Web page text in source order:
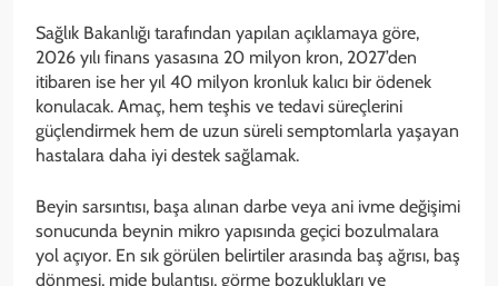
Sağlık Bakanlığı tarafından yapılan açıklamaya göre,
2026 yılı finans yasasına 20 milyon kron, 2027’den
itibaren ise her yıl 40 milyon kronluk kalıcı bir ödenek
konulacak. Amaç, hem teşhis ve tedavi süreçlerini
güçlendirmek hem de uzun süreli semptomlarla yaşayan
hastalara daha iyi destek sağlamak.
Beyin sarsıntısı, başa alınan darbe veya ani ivme değişimi
sonucunda beynin mikro yapısında geçici bozulmalara
yol açıyor. En sık görülen belirtiler arasında baş ağrısı, baş
dönmesi, mide bulantısı, görme bozuklukları ve